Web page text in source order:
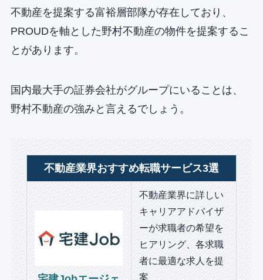
不動産を提案する富裕層部隊が存在しており、
PROUDを軸とした野村不動産の物件を提案するこ
とがあります。
国内最大手の証券会社がグループにいることは、
野村不動産の強みと言えるでしょう。
不動産業界おすすめ転職サービス3選
不動産業界に詳しい
キャリアアドバイザ
ーが求職者の希望を
ヒアリング、各求職
者に最適な求人を提
案